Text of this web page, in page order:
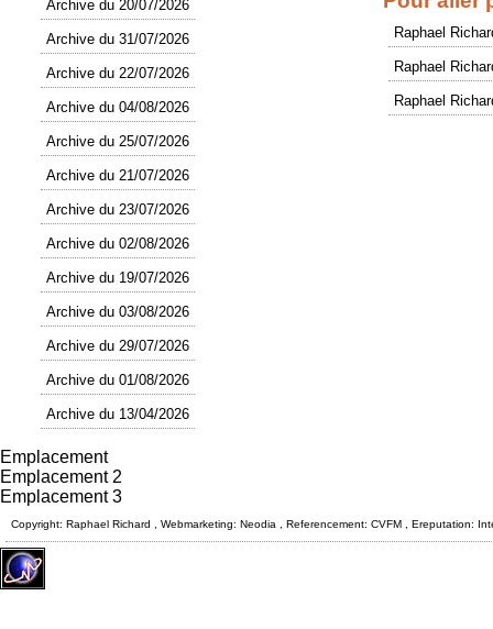
Archive du 20/07/2026
Archive du 31/07/2026
Archive du 22/07/2026
Archive du 04/08/2026
Archive du 25/07/2026
Archive du 21/07/2026
Archive du 23/07/2026
Archive du 02/08/2026
Archive du 19/07/2026
Archive du 03/08/2026
Archive du 29/07/2026
Archive du 01/08/2026
Archive du 13/04/2026
Raphael
Raphael
Raphael
Emplacement
Emplacement 2
Emplacement 3
Copyright: Raphael Richard , Webmarketing: Neodia , Referencement: CVFM , Ereputation: